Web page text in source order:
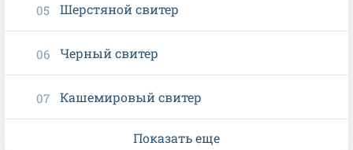
Шерстяной свитер
Черный свитер
Кашемировый свитер
Показать еще